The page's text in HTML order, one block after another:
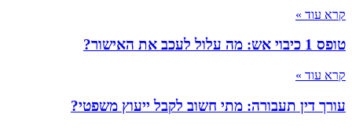
קרא עוד »
טופס 1 כיבוי אש: מה עלול לעכב את האישור?
קרא עוד »
עורך דין תעבורה: מתי חשוב לקבל ייעוץ משפטי?